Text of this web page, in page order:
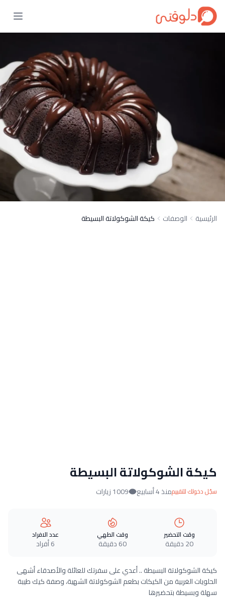
الرئيسية الوصفات كيكة الشوكولاتة البسيطة
كيكة الشوكولاتة البسيطة
سجّل دخولك للتقييممنذ 4 أسابيع 1009 زيارات
وقت التحضير
20 دقيقة
وقت الطهي
60 دقيقة
عدد الافراد
6 أفراد
كيكة الشوكولاتة البسيطة .. أعدي على سفرتك للعائلة والأصدقاء أشهى
الحلويات الغربية من الكيكات بطعم الشوكولاتة الشهية، وصفة كيك طيبة
سهلة وبسيطة بتحضيرها